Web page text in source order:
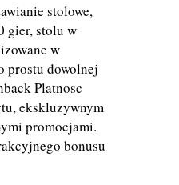
stolowe,
gier, stolu w
w
prostu dowolnej
Platnosc
ekskluzywnym
promocjami.
bonusu